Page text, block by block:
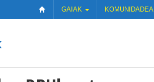
GAIAK KOMUNIDADEA